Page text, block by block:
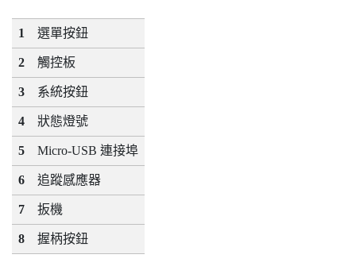
1 選單按鈕
2 觸控板
3 系統按鈕
4 狀態燈號
5 Micro-USB 連接埠
6 追蹤感應器
7 扳機
8 握柄按鈕